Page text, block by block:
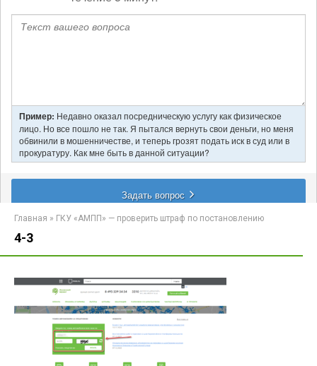
Главная » ГКУ «АМПП» — проверить штраф по постановлению
4-3